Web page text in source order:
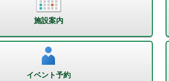
施設案内
イベント予約